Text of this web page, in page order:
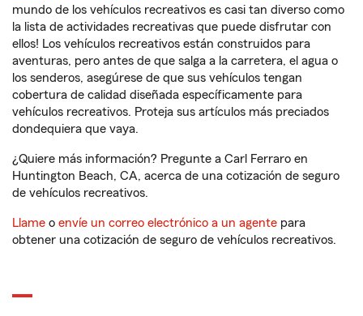
mundo de los vehículos recreativos es casi tan diverso como
la lista de actividades recreativas que puede disfrutar con
ellos! Los vehículos recreativos están construidos para
aventuras, pero antes de que salga a la carretera, el agua o
los senderos, asegúrese de que sus vehículos tengan
cobertura de calidad diseñada específicamente para
vehículos recreativos. Proteja sus artículos más preciados
dondequiera que vaya.
¿Quiere más información? Pregunte a Carl Ferraro en
Huntington Beach, CA, acerca de una cotización de seguro
de vehículos recreativos.
Llame o envíe un correo electrónico a un agente para
obtener una cotización de seguro de vehículos recreativos.